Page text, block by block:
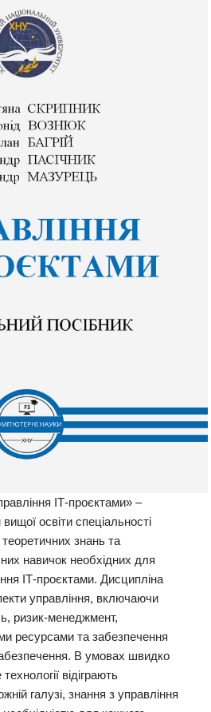
ІТ-проєктами» –
освіти спеціальності
знань та
навичок необхідних для
ІТ-проєктами. Дисципліна
управління, включаючи
ризик-менеджмент,
ресурсами та забезпечення
В умовах швидко
відіграють
галузі, знання з управління